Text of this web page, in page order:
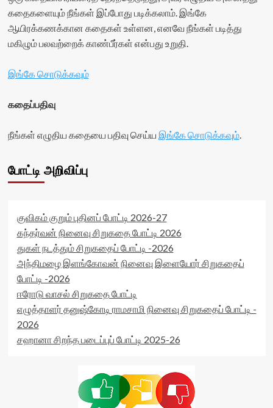
கதைகளையும் நீங்கள் இப்போது படிக்கலாம். இங்கே
ஆயிரக்கணக்கான கதைகள் உள்ளன, எனவே நீங்கள் படித்து
மகிழும் பலவற்றைக் காண்பீர்கள் என்பது உறுதி.
இங்கே சொடுக்கவும்
கதைப்பதிவு
நீங்கள் எழுதிய கதையை பதிவு செய்ய இங்கே சொடுக்கவும்.
போட்டி அறிவிப்பு
குவிகம் குறும் புதினப் போட்டி 2026-27
கந்தர்வன் நினைவு சிறுகதை போட்டி 2026
துகள் நடத்தும் சிறுகதைப் போட்டி -2026
அந்திமழை இளங்கோவன் நினைவு இளையோர் சிறுகதைப்
போட்டி -2026
ஈரோடு வாசல் சிறுகதை போட்டி
எழுத்தாளர் தனுஷ்கோடி ராமசாமி நினைவு சிறுகதைப் போட்டி -
2026
சஹானா சிறந்த படைப்புப் போட்டி 2025-26